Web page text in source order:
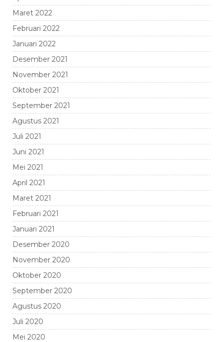
Maret 2022
Februari 2022
Januari 2022
Desember 2021
November 2021
Oktober 2021
September 2021
Agustus 2021
Juli 2021
Juni 2021
Mei 2021
April 2021
Maret 2021
Februari 2021
Januari 2021
Desember 2020
November 2020
Oktober 2020
September 2020
Agustus 2020
Juli 2020
Mei 2020